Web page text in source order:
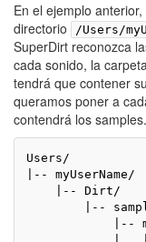
En el ejemplo
directorio
/Users/
SuperDirt reconozca
cada sonido, la
tendrá que contener
queramos poner a
contendrá los samples.
Users/
|-- myUserName/
    |-- Dirt/
|--
|--